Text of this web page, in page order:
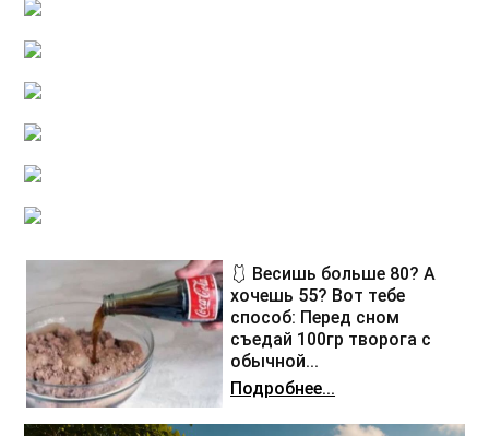
🩱 Весишь больше 80? А
хочешь 55? Вот тебе
способ: Перед сном
съедай 100гр творога с
обычной...
Подробнее...